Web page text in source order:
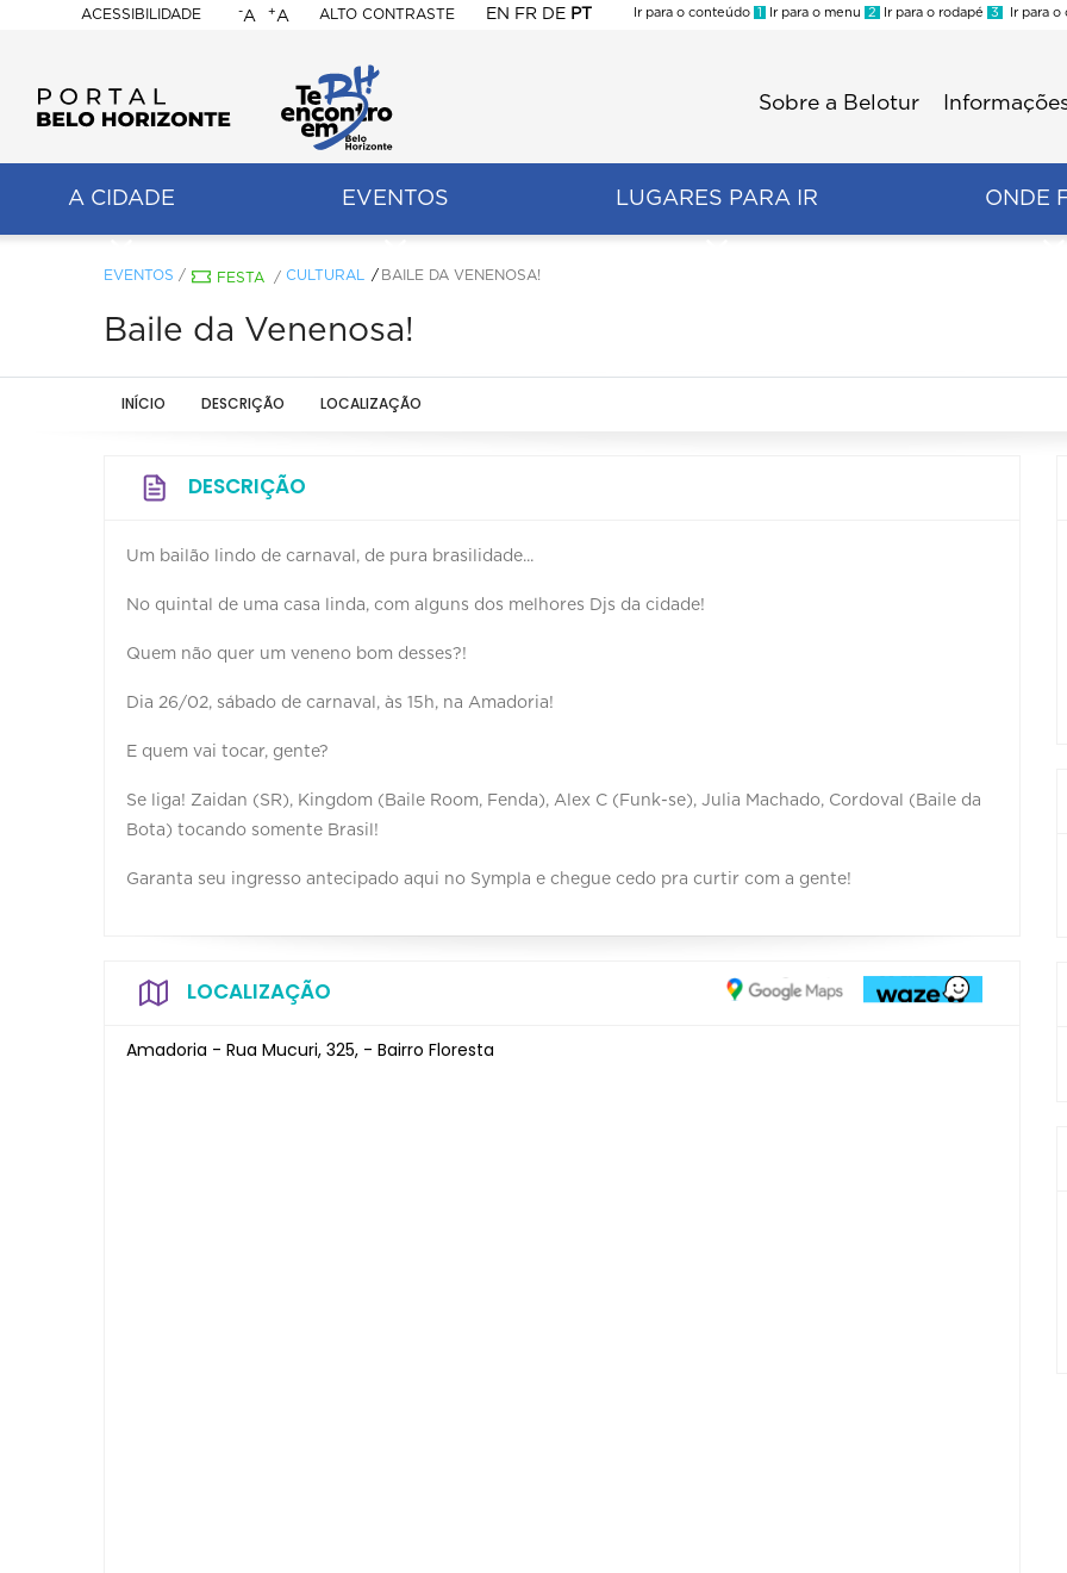
ACESSIBILIDADE
BELO
HORIZONTE
-A +A ALTO CONTRASTE EN FR DE PT
Ir para o conteúdo 1 Ir para o menu 2 Ir para o rodapé 3 Ir para o
Sobre a Belotur
A CIDADE EVENTOS LUGARES PARA IR ONDE
EVENTOS / FESTA / CULTURAL BAILE DA VENENOSA!
Baile da Venenosa!
INÍCIO DESCRIÇÃO LOCALIZAÇÃO
DESCRIÇÃO
Um bailão lindo de carnaval, de pura brasilidade...
No quintal de uma casa linda, com alguns dos melhores Djs da cidade!
Quem não quer um veneno bom desses?!
Dia 26/02, sábado de carnaval, às 15h, na Amadoria!
E quem vai tocar, gente?
Se liga! Zaidan (SR), Kingdom (Baile Room, Fenda), Alex C (Funk-se), Julia Machado, Cordoval (Baile da
Bota) tocando somente Brasil!
Garanta seu ingresso antecipado aqui no Sympla e chegue cedo pra curtir com a gente!
LOCALIZAÇÃO
Amadoria - Rua Mucuri, 325, - Bairro Floresta